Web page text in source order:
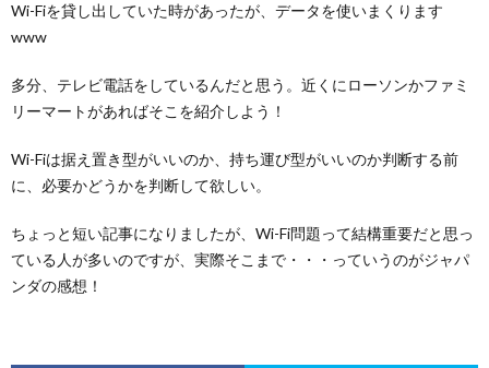
Wi-Fiを貸し出していた時があったが、データを使いまくります
www
多分、テレビ電話をしているんだと思う。近くにローソンかファミ
リーマートがあればそこを紹介しよう！
Wi-Fiは据え置き型がいいのか、持ち運び型がいいのか判断する前
に、必要かどうかを判断して欲しい。
ちょっと短い記事になりましたが、Wi-Fi問題って結構重要だと思っ
ている人が多いのですが、実際そこまで・・・っていうのがジャパ
ンダの感想！